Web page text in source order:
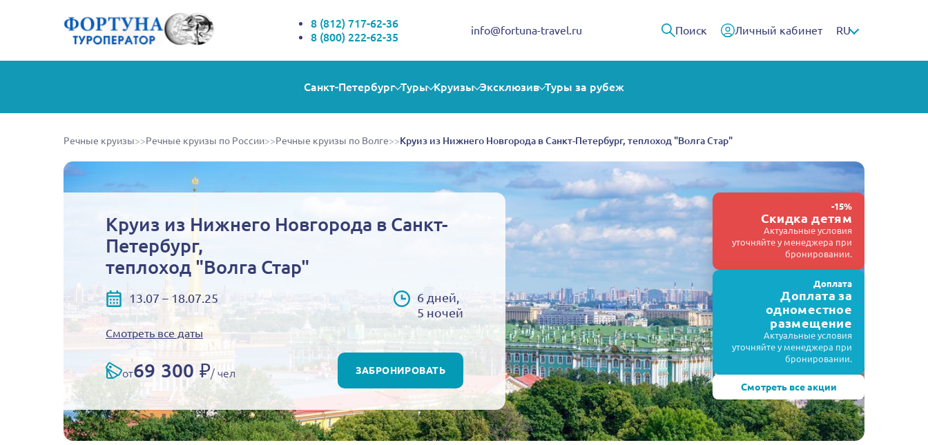
Выбираете себе увлекательную поездку? Могу помочь!
8 (812) 717-62-36
8 (800) 222-62-35
info@fortuna-travel.ru Поиск Личный кабинет RU
Санкт-Петербург Туры Круизы Эксклюзив Туры за рубеж
Речные круизы>>Речные круизы по России>>Речные круизы по Волге>>Круиз из Нижнего Новгорода в Санкт-Петербург, теплоход "Волга Стар"
Круиз из Нижнего Новгорода в Санкт-
Петербург,
теплоход "Волга Стар"
13.07 – 18.07.25
6 дней,
5 ночей
Смотреть все даты
от69 300 ₽/ чел ЗАБРОНИРОВАТЬ
-15%
Скидка детям
Актуальные условия
уточняйте у менеджера при
бронировании.
Доплата
Доплата за
одноместное
размещение
Актуальные условия
уточняйте у менеджера при
бронировании.
Смотреть все акции